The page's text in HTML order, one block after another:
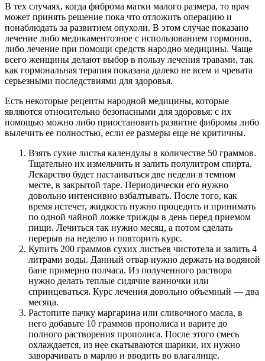
В тех случаях, когда фиброма матки малого размера, то врач
может принять решение пока что отложить операцию и
понаблюдать за развитием опухоли. В этом случае показано
лечение либо медикаментозное с использованием гормонов,
либо лечение при помощи средств народно медицины. Чаще
всего женщины делают выбор в пользу лечения травами, так
как гормональная терапия показана далеко не всем и чревата
серьезными последствиями для здоровья.
Есть некоторые рецепты народной медицины, которые
являются относительно безопасными для здоровья: с их
помощью можно либо приостановить развитие фибромы либо
вылечить ее полностью, если ее размеры еще не критичны.
Взять сухие листья календулы в количестве 50 граммов.
Тщательно их измельчить и залить полулитром спирта.
Лекарство будет настаиваться две недели в темном
месте, в закрытой таре. Периодически его нужно
довольно интенсивно взбалтывать. После того, как
время истечет, жидкость нужно процедить и принимать
по одной чайной ложке трижды в день перед приемом
пищи. Лечиться так нужно месяц, а потом сделать
перерыв на неделю и повторить курс.
Купить 200 граммов сухих листьев чистотела и залить 4
литрами воды. Данный отвар нужно держать на водяной
бане примерно полчаса. Из полученного раствора
нужно делать теплые сидячие ванночки или
спринцеваться. Курс лечения довольно объемный — два
месяца.
Растопите пачку маргарина или сливочного масла, в
него добавьте 10 граммов прополиса и варите до
полного растворения прополиса. После этого смесь
охлаждается, из нее скатываются шарики, их нужно
заворачивать в марлю и вводить во влагалище.